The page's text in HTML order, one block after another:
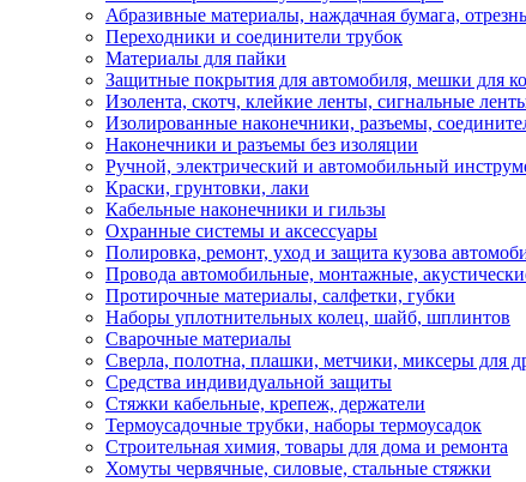
Абразивные материалы, наждачная бумага,
Переходники и соединители трубок
Материалы для пайки
Защитные покрытия для автомобиля, мешки для
Изолента, скотч, клейкие ленты, сигнальные
Изолированные наконечники, разъемы,
Наконечники и разъемы без изоляции
Ручной, электрический и автомобильный
Краски, грунтовки, лаки
Кабельные наконечники и гильзы
Охранные системы и аксессуары
Полировка, ремонт, уход и защита кузова
Провода автомобильные, монтажные,
Протирочные материалы, салфетки, губки
Наборы уплотнительных колец, шайб, шплинтов
Сварочные материалы
Сверла, полотна, плашки, метчики, миксеры для
Средства индивидуальной защиты
Стяжки кабельные, крепеж, держатели
Термоусадочные трубки, наборы термоусадок
Строительная химия, товары для дома и ремонта
Хомуты червячные, силовые, стальные стяжки